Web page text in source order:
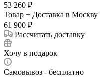
53 260 ₽
Товар + Доставка в Москву
61 900 ₽
Рассчитать доставку
Хочу в подарок
Самовывоз - бесплатно